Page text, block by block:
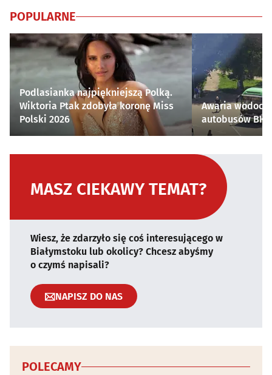
POPULARNE
Podlasianka najpiękniejszą Polką.
Wiktoria Ptak zdobyła koronę Miss
Polski 2026
Awaria
autobusów
MASZ CIEKAWY TEMAT?
Wiesz, że zdarzyło się coś interesującego w
Białymstoku lub okolicy? Chcesz abyśmy
o czymś napisali?
NAPISZ DO NAS
POLECAMY